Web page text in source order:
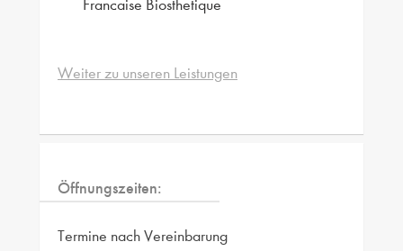
Francaise Biosthetique
Weiter zu unseren Leistungen
Öffnungszeiten:
Termine nach Vereinbarung